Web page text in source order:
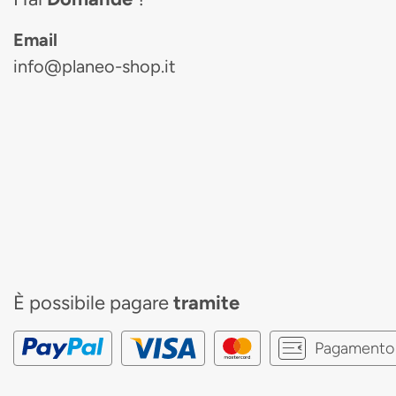
Email
info@planeo-shop.it
È possibile pagaretramite